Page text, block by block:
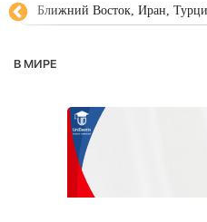
Ближний Восток, Иран,
В МИРЕ